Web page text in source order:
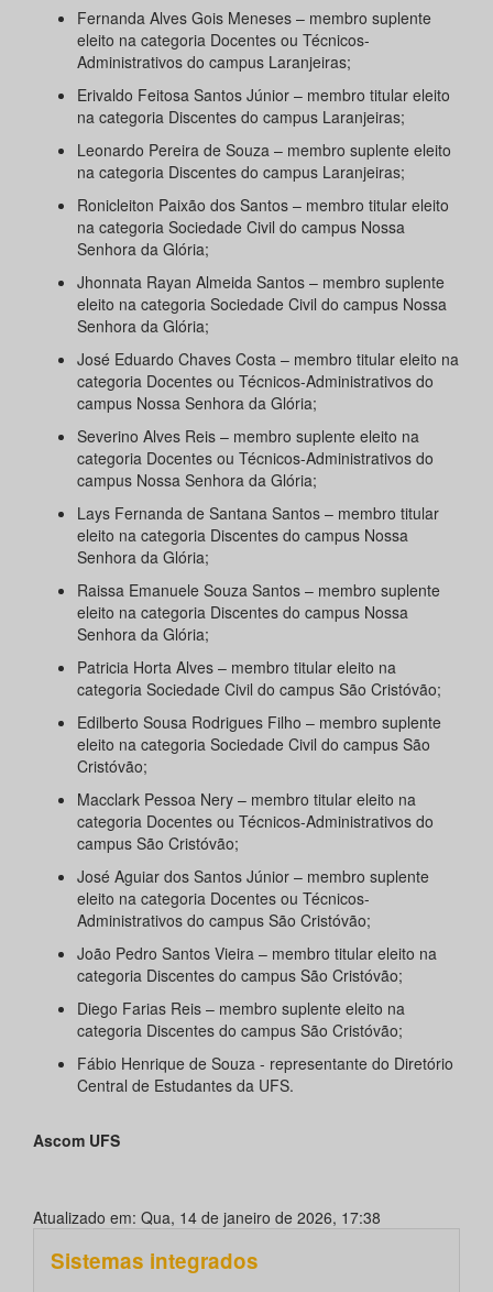
Fernanda Alves Gois Meneses – membro suplente
eleito na categoria Docentes ou Técnicos-
Administrativos do campus Laranjeiras;
Erivaldo Feitosa Santos Júnior – membro titular eleito
na categoria Discentes do campus Laranjeiras;
Leonardo Pereira de Souza – membro suplente eleito
na categoria Discentes do campus Laranjeiras;
Ronicleiton Paixão dos Santos – membro titular eleito
na categoria Sociedade Civil do campus Nossa
Senhora da Glória;
Jhonnata Rayan Almeida Santos – membro suplente
eleito na categoria Sociedade Civil do campus Nossa
Senhora da Glória;
José Eduardo Chaves Costa – membro titular eleito na
categoria Docentes ou Técnicos-Administrativos do
campus Nossa Senhora da Glória;
Severino Alves Reis – membro suplente eleito na
categoria Docentes ou Técnicos-Administrativos do
campus Nossa Senhora da Glória;
Lays Fernanda de Santana Santos – membro titular
eleito na categoria Discentes do campus Nossa
Senhora da Glória;
Raissa Emanuele Souza Santos – membro suplente
eleito na categoria Discentes do campus Nossa
Senhora da Glória;
Patricia Horta Alves – membro titular eleito na
categoria Sociedade Civil do campus São Cristóvão;
Edilberto Sousa Rodrigues Filho – membro suplente
eleito na categoria Sociedade Civil do campus São
Cristóvão;
Macclark Pessoa Nery – membro titular eleito na
categoria Docentes ou Técnicos-Administrativos do
campus São Cristóvão;
José Aguiar dos Santos Júnior – membro suplente
eleito na categoria Docentes ou Técnicos-
Administrativos do campus São Cristóvão;
João Pedro Santos Vieira – membro titular eleito na
categoria Discentes do campus São Cristóvão;
Diego Farias Reis – membro suplente eleito na
categoria Discentes do campus São Cristóvão;
Fábio Henrique de Souza - representante do Diretório
Central de Estudantes da UFS.
Ascom UFS
Atualizado em: Qua, 14 de janeiro de 2026, 17:38
Sistemas integrados